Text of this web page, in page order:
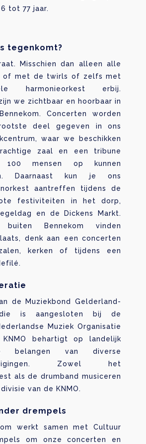
tot 77 jaar.
tegenkomt?
Misschien dan alleen alle
of met de twirls of zelfs met
harmonieorkest erbij.
we zichtbaar en hoorbaar in
Concerten worden
deel gegeven in ons
waar we beschikken
zaal en een tribune
100 mensen op kunnen
Daarnaast kun je ons
aantreffen tijdens de
festiviteiten in het dorp,
en de Dickens Markt.
Bennekom vinden
denk aan een concerten
kerken of tijdens een
de Muziekbond Gelderland-
die is aangesloten bij de
Muziek Organisatie
KNMO behartigt op landelijk
belangen van diverse
Zowel het
als de drumband musiceren
van de KNMO.
drempels
werkt samen met Cultuur
om onze concerten en